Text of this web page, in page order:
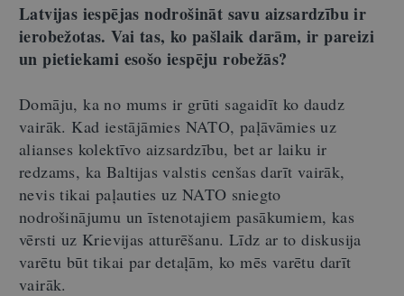
Latvijas iespējas nodrošināt savu aizsardzību ir
ierobežotas. Vai tas, ko pašlaik darām, ir pareizi
un pietiekami esošo iespēju robežās?
Domāju, ka no mums ir grūti sagaidīt ko daudz
vairāk. Kad iestājāmies NATO, paļāvāmies uz
alianses kolektīvo aizsardzību, bet ar laiku ir
redzams, ka Baltijas valstis cenšas darīt vairāk,
nevis tikai paļauties uz NATO sniegto
nodrošinājumu un īstenotajiem pasākumiem, kas
vērsti uz Krievijas atturēšanu. Līdz ar to diskusija
varētu būt tikai par detaļām, ko mēs varētu darīt
vairāk.